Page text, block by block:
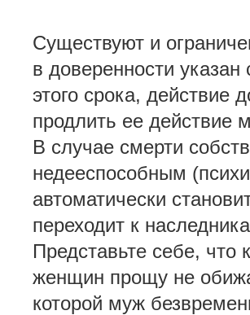
Существуют и
в доверенности
этого срока, действие
продлить ее действие
В случае смерти
недееспособным
автоматически
переходит к
Представьте себе, что
женщин прощу не
которой муж